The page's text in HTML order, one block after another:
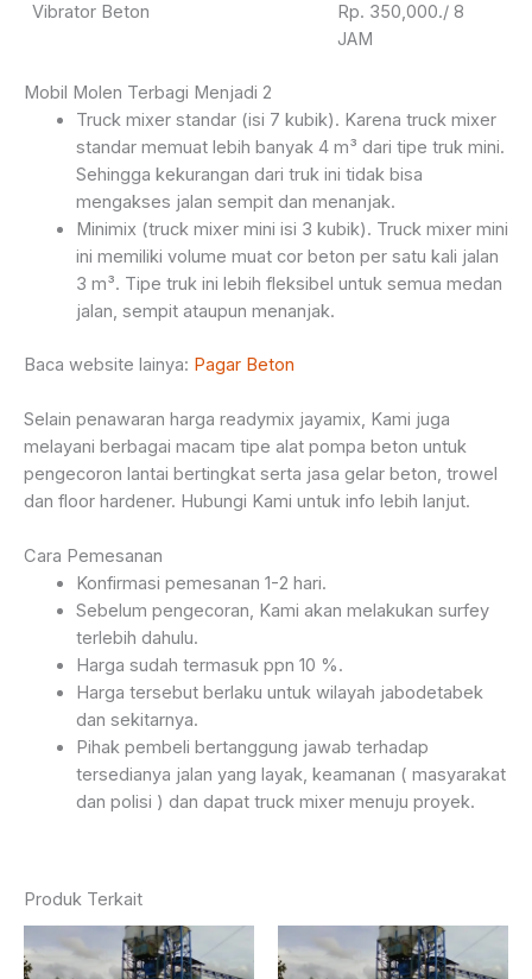
Vibrator Beton
Rp. 350,000./ 8
JAM
Mobil Molen Terbagi Menjadi 2
Truck mixer standar (isi 7 kubik). Karena truck mixer
standar memuat lebih banyak 4 m³ dari tipe truk mini.
Sehingga kekurangan dari truk ini tidak bisa
mengakses jalan sempit dan menanjak.
Minimix (truck mixer mini isi 3 kubik). Truck mixer mini
ini memiliki volume muat cor beton per satu kali jalan
3 m³. Tipe truk ini lebih fleksibel untuk semua medan
jalan, sempit ataupun menanjak.
Baca website lainya: Pagar Beton
Selain penawaran harga readymix jayamix, Kami juga
melayani berbagai macam tipe alat pompa beton untuk
pengecoron lantai bertingkat serta jasa gelar beton, trowel
dan floor hardener. Hubungi Kami untuk info lebih lanjut.
Cara Pemesanan
Konfirmasi pemesanan 1-2 hari.
Sebelum pengecoran, Kami akan melakukan surfey
terlebih dahulu.
Harga sudah termasuk ppn 10 %.
Harga tersebut berlaku untuk wilayah jabodetabek
dan sekitarnya.
Pihak pembeli bertanggung jawab terhadap
tersedianya jalan yang layak, keamanan ( masyarakat
dan polisi ) dan dapat truck mixer menuju proyek.
Produk Terkait